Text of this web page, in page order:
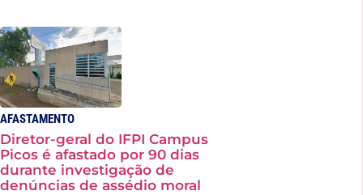
AFASTAMENTO
Diretor-geral do IFPI Campus
Picos é afastado por 90 dias
durante investigação de
denúncias de assédio moral